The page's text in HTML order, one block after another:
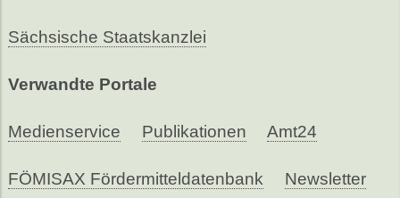
Sächsische Staatskanzlei
Verwandte Portale
Medienservice Publikationen Amt24
FÖMISAX Fördermitteldatenbank Newsletter